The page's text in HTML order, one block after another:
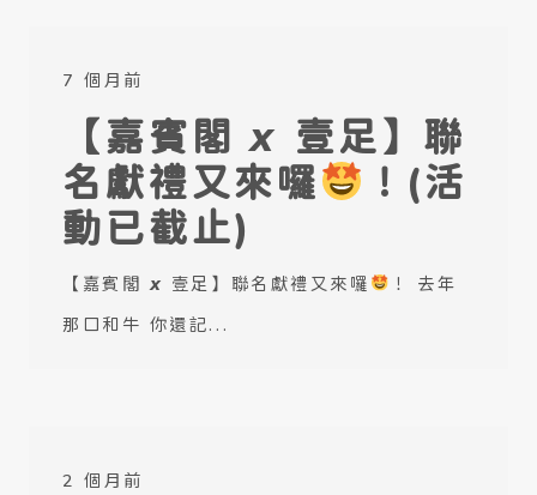
7 個月前
【嘉賓閣 𝙭 壹足】聯
名獻禮又來囉
！(活
動已截止)
【嘉賓閣 𝙭 壹足】聯名獻禮又來囉
！ 去年
那口和牛 你還記...
2 個月前